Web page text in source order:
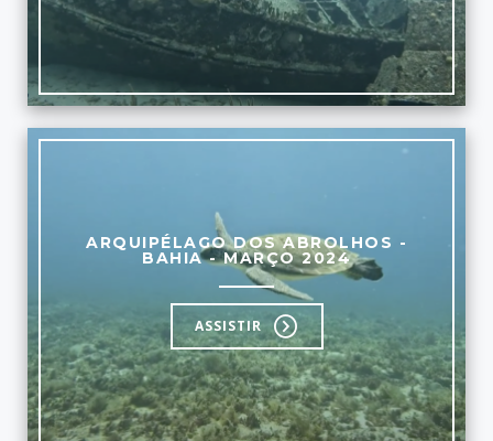
ARQUIPÉLAGO DOS ABROLHOS -
BAHIA - MARÇO 2024
ASSISTIR